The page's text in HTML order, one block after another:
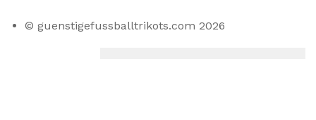
© guenstigefussballtrikots.com 2026